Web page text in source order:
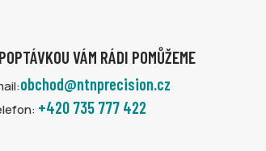
VÁM RÁDI POMŮŽEME
obchod@ntnprecision.cz
+420 735 777 422